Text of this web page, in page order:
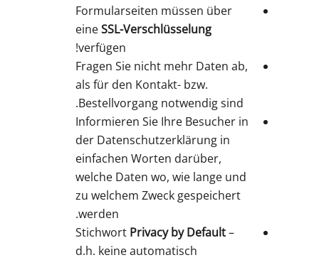
Formularseiten müssen über
eineSSL-Verschlüsselung
verfügen!
Fragen Sie nicht mehr Daten ab,
als für den Kontakt- bzw.
Bestellvorgang notwendig sind.
Informieren Sie Ihre Besucher in
der Datenschutzerklärung in
einfachen Worten darüber,
welche Daten wo, wie lange und
zu welchem Zweck gespeichert
werden.
Stichwort Privacy by Default–
d.h. keine automatisch